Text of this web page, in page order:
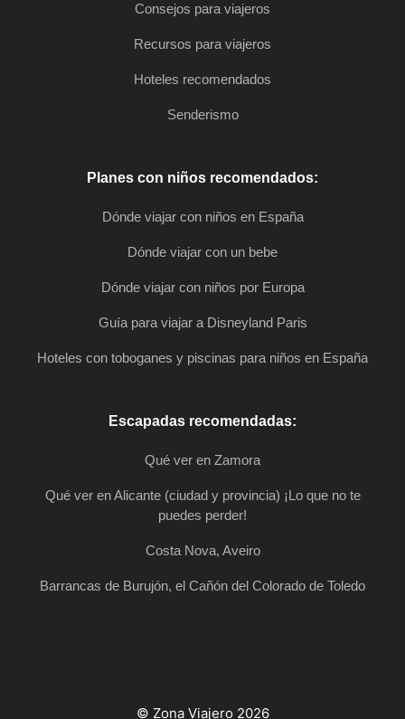
Consejos para viajeros
Recursos para viajeros
Hoteles recomendados
Senderismo
Planes con niños recomendados:
Dónde viajar con niños en España
Dónde viajar con un bebe
Dónde viajar con niños por Europa
Guía para viajar a Disneyland Paris
Hoteles con toboganes y piscinas para niños en España
Escapadas recomendadas:
Qué ver en Zamora
Qué ver en Alicante (ciudad y provincia) ¡Lo que no te
puedes perder!
Costa Nova, Aveiro
Barrancas de Burujón, el Cañón del Colorado de Toledo
© Zona Viajero 2026